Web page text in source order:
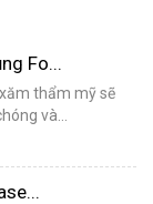
Fo...
thẩm mỹ sẽ
và...